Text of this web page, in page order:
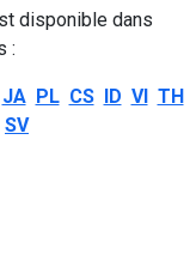
disponible dans
:
JA PL CS ID VI TH
SV